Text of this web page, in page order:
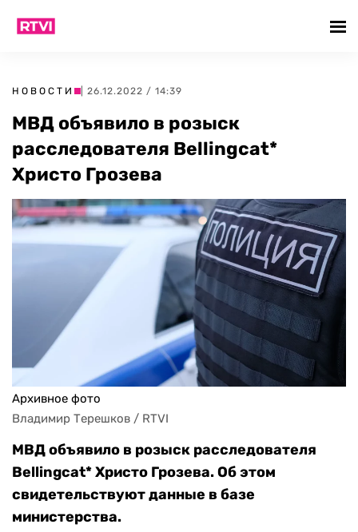
НОВОСТИ | 26.12.2022 / 14:39
МВД объявило в розыск
расследователя Bellingcat*
Христо Грозева
Архивное фото
Владимир Терешков / RTVI
МВД объявило в розыск расследователя
Bellingcat* Христо Грозева. Об этом
свидетельствуют данные в базе
министерства.